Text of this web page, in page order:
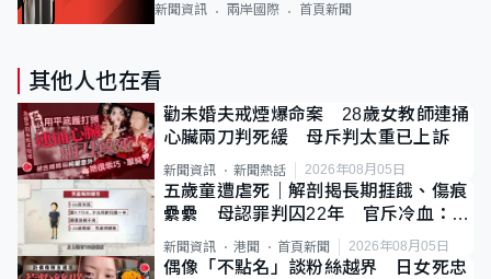
新聞資訊 兩岸國際 首頁新聞
其他人也在看
勸未婚夫戒煙爆命案 28歲女教師連捅
心臟兩刀判死緩 母斥判太重已上訴
新聞資訊 新聞熱話 2026年08月05日
五歲童遭虐死｜解剖揭長期捱餓、傷痕
纍纍 母認罪判囚22年 官斥冷血：同
類案最惡劣
新聞資訊 港聞 首頁新聞 2026年08月05日
偶像「不點名」談粉絲越界 日女死忠